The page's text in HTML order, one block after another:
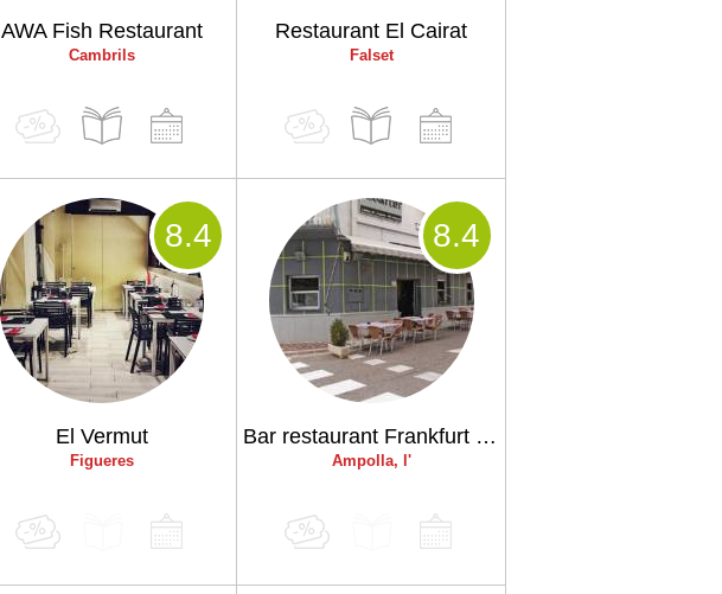
AWA Fish Restaurant
Cambrils
Restaurant El Cairat
Falset
El Vermut
Figueres
8.4
Bar restaurant Frankfurt Tere
Ampolla, l'
8.4